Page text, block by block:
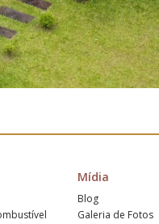
Mídia
Blog
Galeria de Fotos